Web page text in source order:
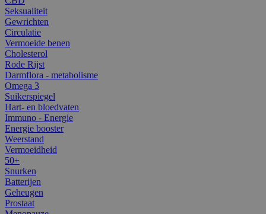
Seksualiteit
Gewrichten
Circulatie
Vermoeide benen
Cholesterol
Rode Rijst
Darmflora - metabolisme
Omega 3
Suikerspiegel
Hart- en bloedvaten
Immuno - Energie
Energie booster
Weerstand
Vermoeidheid
50+
Snurken
Batterijen
Geheugen
Prostaat